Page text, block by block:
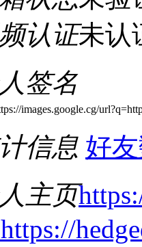
认证未认
签名
images.google.cg/
信息 好
主页